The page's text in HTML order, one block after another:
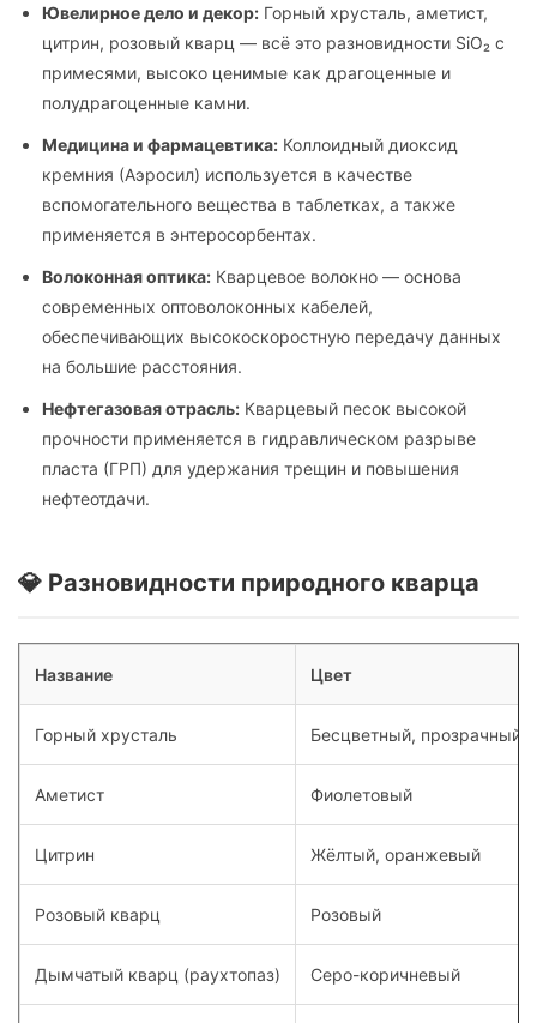
Ювелирное дело и декор: Горный хрусталь, аметист,
цитрин, розовый кварц — всё это разновидности SiO₂ с
примесями, высоко ценимые как драгоценные и
полудрагоценные камни.
Медицина и фармацевтика: Коллоидный диоксид
кремния (Аэросил) используется в качестве
вспомогательного вещества в таблетках, а также
применяется в энтеросорбентах.
Волоконная оптика: Кварцевое волокно — основа
современных оптоволоконных кабелей,
обеспечивающих высокоскоростную передачу данных
на большие расстояния.
Нефтегазовая отрасль: Кварцевый песок высокой
прочности применяется в гидравлическом разрыве
пласта (ГРП) для удержания трещин и повышения
нефтеотдачи.
💎 Разновидности природного кварца
Название Цвет
Горный хрусталь Бесцветный, прозрачный
Аметист Фиолетовый
Цитрин Жёлтый, оранжевый
Розовый кварц Розовый
Дымчатый кварц (раухтопаз) Серо-коричневый